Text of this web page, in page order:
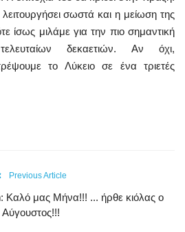
σωστά και η μείωση της
ίσως μιλάμε για την πιο σημαντική
δεκαετιών. Αν όχι,
το Λύκειο σε ένα τριετές
Previous Article
Kαλό μας Μήνα!!! ... ήρθε κιόλας ο
Αύγουστος!!!